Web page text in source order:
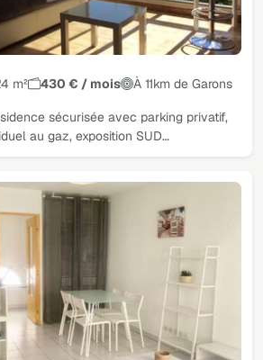
m² 430 € / mois À 11km de Garons
sécurisée avec parking privatif,
au gaz, exposition SUD…